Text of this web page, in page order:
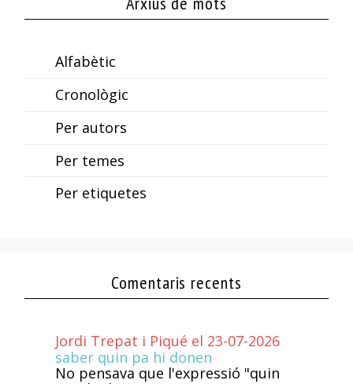
Alfabètic
Cronològic
Per autors
Per temes
Per etiquetes
Comentaris recents
Jordi Trepat i Piqué el 23-07-2026
saber quin pa hi donen
No pensava que l'expressió "quin